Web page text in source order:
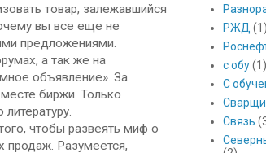
товар, залежавшийся
вы все еще не
предложениями.
а так же на
объявление». За
биржи. Только
чтобы развеять миф о
продаж. Разумеется,
РЖД
с обу (1)
С
Связь